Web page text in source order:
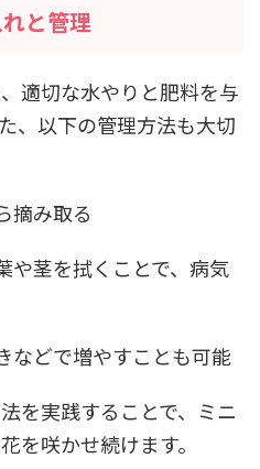
と管理
適切な水やりと肥料を与
、以下の管理方法も大切
摘み取る
や茎を拭くことで、病気
などで増やすことも可能
を実践することで、ミニ
を咲かせ続けます。